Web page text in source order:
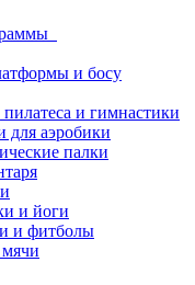
и босу
и гимнастики
аэробики
палки
и йоги
и фитболы